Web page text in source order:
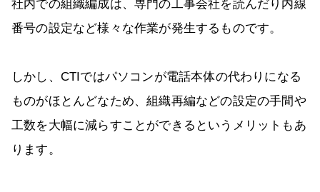
社内での組織編成は、専門の工事会社を読んだり内線
番号の設定など様々な作業が発生するものです。
しかし、CTIではパソコンが電話本体の代わりになる
ものがほとんどなため、組織再編などの設定の手間や
工数を大幅に減らすことができるというメリットもあ
ります。